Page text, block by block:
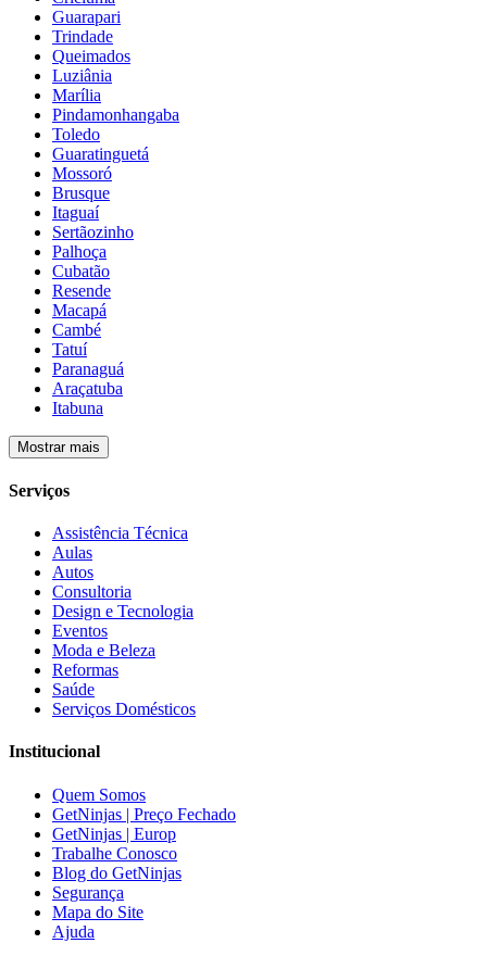
Guarapari
Trindade
Queimados
Luziânia
Marília
Pindamonhangaba
Toledo
Guaratinguetá
Mossoró
Brusque
Itaguaí
Sertãozinho
Palhoça
Cubatão
Resende
Macapá
Cambé
Tatuí
Paranaguá
Araçatuba
Itabuna
Mostrar mais
Serviços
Assistência Técnica
Aulas
Autos
Consultoria
Design e Tecnologia
Eventos
Moda e Beleza
Reformas
Saúde
Serviços Domésticos
Institucional
Quem Somos
GetNinjas | Preço Fechado
GetNinjas | Europ
Trabalhe Conosco
Blog do GetNinjas
Segurança
Mapa do Site
Ajuda